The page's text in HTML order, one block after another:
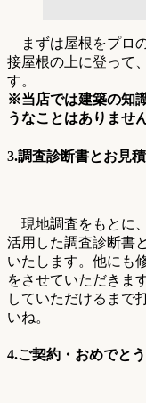
まずは屋根をプロ
接屋根の上に登って
す。
※当店では建築の知
うなことはありませ
3.調査診断書とお見
現地調査をもとに
活用した調査診断書
いたします。他にも
をさせていただきま
していただけるまで
いね。
4.ご契約・おめでと